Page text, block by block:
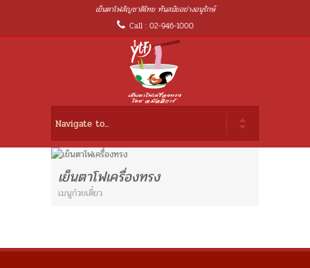
เย็นตาโฟสัญชาติไทย ทันสมัยอย่างอนุรักษ์
Call : 02-946-1000
เย็นตาโฟเครื่องทรง
เมนูก๋วยเตี๋ยว